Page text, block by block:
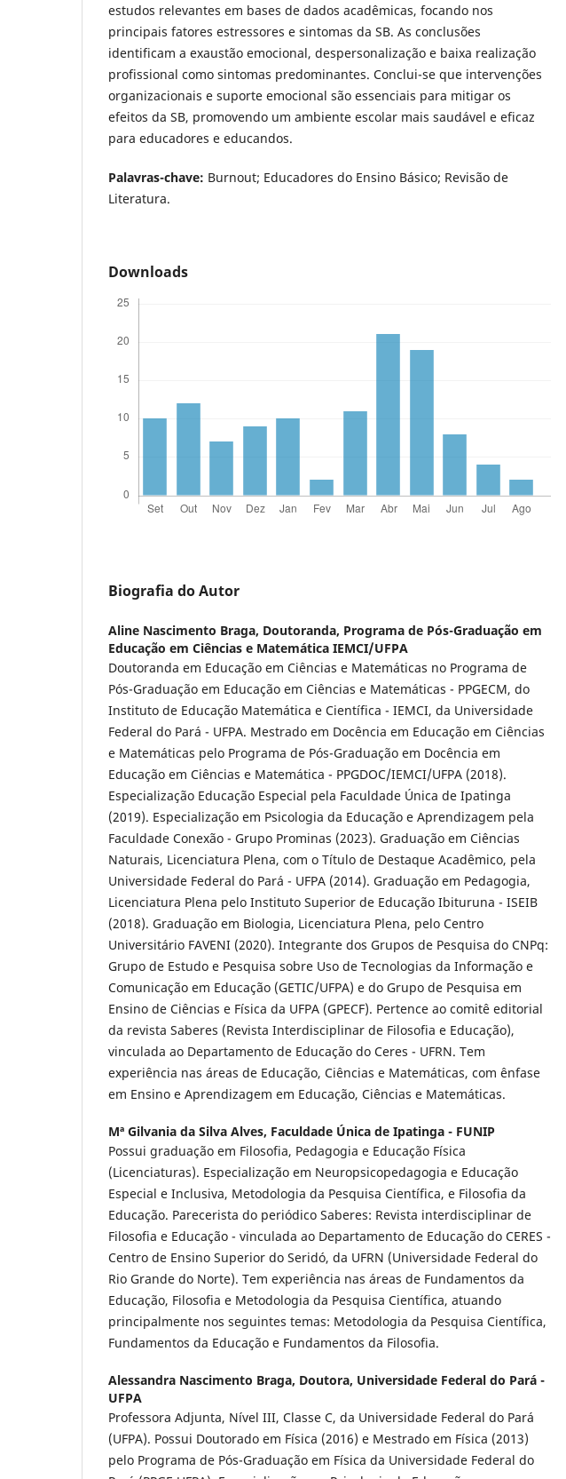
estudos relevantes em bases de dados acadêmicas, focando nos
principais fatores estressores e sintomas da SB. As conclusões
identificam a exaustão emocional, despersonalização e baixa realização
profissional como sintomas predominantes. Conclui-se que intervenções
organizacionais e suporte emocional são essenciais para mitigar os
efeitos da SB, promovendo um ambiente escolar mais saudável e eficaz
para educadores e educandos.
Palavras-chave: Burnout; Educadores do Ensino Básico; Revisão de
Literatura.
Downloads
Biografia do Autor
Aline Nascimento Braga, Doutoranda, Programa de Pós-Graduação em
Educação em Ciências e Matemática IEMCI/UFPA
Doutoranda em Educação em Ciências e Matemáticas no Programa de
Pós-Graduação em Educação em Ciências e Matemáticas - PPGECM, do
Instituto de Educação Matemática e Científica - IEMCI, da Universidade
Federal do Pará - UFPA. Mestrado em Docência em Educação em Ciências
e Matemáticas pelo Programa de Pós-Graduação em Docência em
Educação em Ciências e Matemática - PPGDOC/IEMCI/UFPA (2018).
Especialização Educação Especial pela Faculdade Única de Ipatinga
(2019). Especialização em Psicologia da Educação e Aprendizagem pela
Faculdade Conexão - Grupo Prominas (2023). Graduação em Ciências
Naturais, Licenciatura Plena, com o Título de Destaque Acadêmico, pela
Universidade Federal do Pará - UFPA (2014). Graduação em Pedagogia,
Licenciatura Plena pelo Instituto Superior de Educação Ibituruna - ISEIB
(2018). Graduação em Biologia, Licenciatura Plena, pelo Centro
Universitário FAVENI (2020). Integrante dos Grupos de Pesquisa do CNPq:
Grupo de Estudo e Pesquisa sobre Uso de Tecnologias da Informação e
Comunicação em Educação (GETIC/UFPA) e do Grupo de Pesquisa em
Ensino de Ciências e Física da UFPA (GPECF). Pertence ao comitê editorial
da revista Saberes (Revista Interdisciplinar de Filosofia e Educação),
vinculada ao Departamento de Educação do Ceres - UFRN. Tem
experiência nas áreas de Educação, Ciências e Matemáticas, com ênfase
em Ensino e Aprendizagem em Educação, Ciências e Matemáticas.
Mª Gilvania da Silva Alves, Faculdade Única de Ipatinga - FUNIP
Possui graduação em Filosofia, Pedagogia e Educação Física
(Licenciaturas). Especialização em Neuropsicopedagogia e Educação
Especial e Inclusiva, Metodologia da Pesquisa Científica, e Filosofia da
Educação. Parecerista do periódico Saberes: Revista interdisciplinar de
Filosofia e Educação - vinculada ao Departamento de Educação do CERES -
Centro de Ensino Superior do Seridó, da UFRN (Universidade Federal do
Rio Grande do Norte). Tem experiência nas áreas de Fundamentos da
Educação, Filosofia e Metodologia da Pesquisa Científica, atuando
principalmente nos seguintes temas: Metodologia da Pesquisa Científica,
Fundamentos da Educação e Fundamentos da Filosofia.
Alessandra Nascimento Braga, Doutora, Universidade Federal do Pará -
UFPA
Professora Adjunta, Nível III, Classe C, da Universidade Federal do Pará
(UFPA). Possui Doutorado em Física (2016) e Mestrado em Física (2013)
pelo Programa de Pós-Graduação em Física da Universidade Federal do